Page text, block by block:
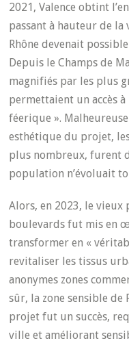
2021, Valence obtint
passant à hauteur de la
Rhône devenait
Depuis le Champs de
magnifiés par les plus
permettaient un accès
féerique ».
esthétique du projet,
plus nombreux, furent
population n’évoluait
Alors, en 2023, le vieux
boulevards fut mis en
transformer en «
revitaliser les tissus
anonymes zones
sûr, la zone sensible
projet fut un succès,
ville et améliorant